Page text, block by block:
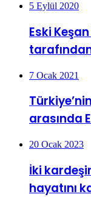
5 Eylül 2020
Eski
7 Ocak 2021
arasında
20 Ocak 2023
İki
hayatını